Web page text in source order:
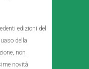
edizioni del
della
non
novità